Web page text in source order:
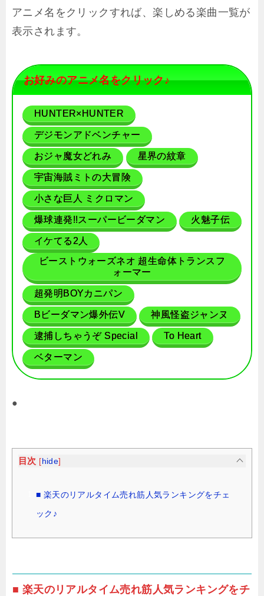
アニメ名をクリックすれば、楽しめる楽曲一覧が
表示されます。
お好みのアニメ名をクリック♪
HUNTER×HUNTER
デジモンアドベンチャー
おジャ魔女どれみ 星界の紋章
宇宙海賊ミトの大冒険
小さな巨人 ミクロマン
爆球連発!!スーパービーダマン 火魅子伝
イケてる2人
ビーストウォーズネオ 超生命体トランスフ
ォーマー
超発明BOYカニパン
Bビーダマン爆外伝V 神風怪盗ジャンヌ
逮捕しちゃうぞ Special To Heart
ベターマン
●
目次 [hide]
■ 楽天のリアルタイム売れ筋人気ランキングをチェ
ック♪
■ 楽天のリアルタイム売れ筋人気ランキングをチ